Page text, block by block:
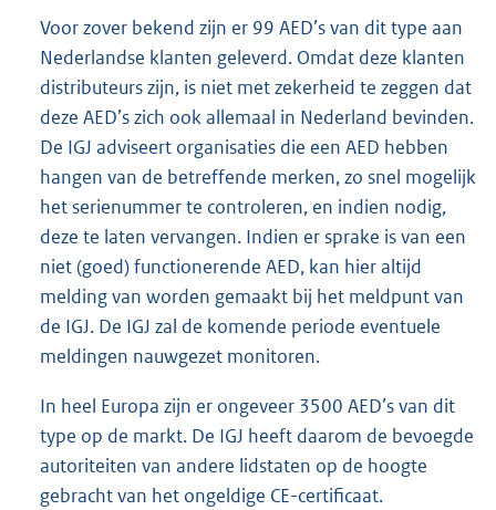
Voor zover bekend zijn er 99 AED’s van dit type aan
Nederlandse klanten geleverd. Omdat deze klanten
distributeurs zijn, is niet met zekerheid te zeggen dat
deze AED’s zich ook allemaal in Nederland bevinden.
De IGJ adviseert organisaties die een AED hebben
hangen van de betreffende merken, zo snel mogelijk
het serienummer te controleren, en indien nodig,
deze te laten vervangen. Indien er sprake is van een
niet (goed) functionerende AED, kan hier altijd
melding van worden gemaakt bij het meldpunt van
de IGJ. De IGJ zal de komende periode eventuele
meldingen nauwgezet monitoren.
In heel Europa zijn er ongeveer 3500 AED’s van dit
type op de markt. De IGJ heeft daarom de bevoegde
autoriteiten van andere lidstaten op de hoogte
gebracht van het ongeldige CE-certificaat.